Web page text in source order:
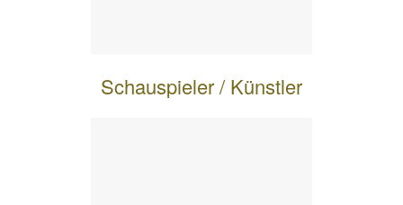
Schauspieler / Künstler